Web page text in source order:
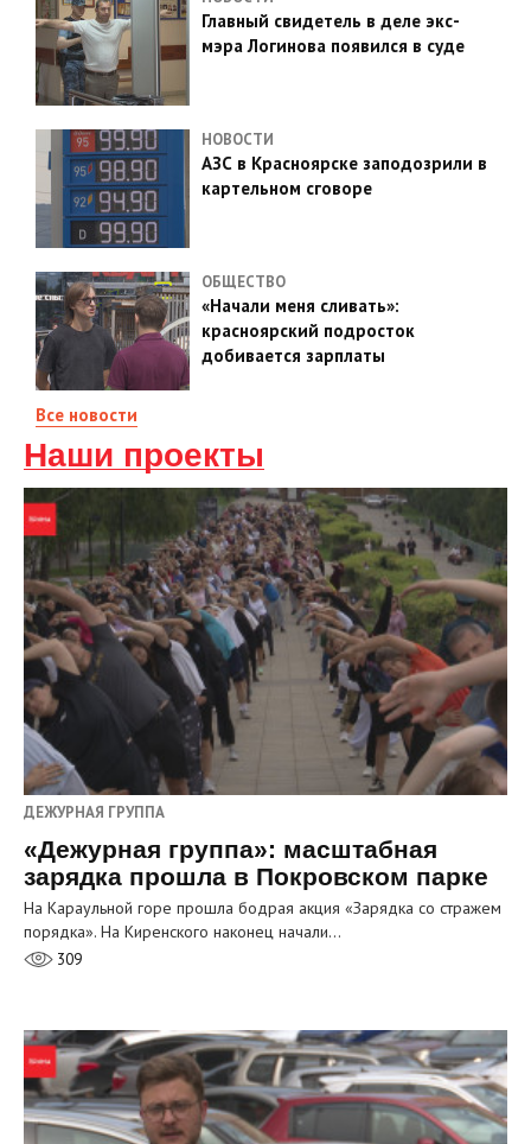
Главный свидетель в деле экс-
мэра Логинова появился в суде
НОВОСТИ
АЗС в Красноярске заподозрили в
картельном сговоре
ОБЩЕСТВО
«Начали меня сливать»:
красноярский подросток
добивается зарплаты
Все новости
Наши проекты
ДЕЖУРНАЯ ГРУППА
«Дежурная группа»: масштабная
зарядка прошла в Покровском парке
На Караульной горе прошла бодрая акция «Зарядка со стражем
порядка». На Киренского наконец начали…
309